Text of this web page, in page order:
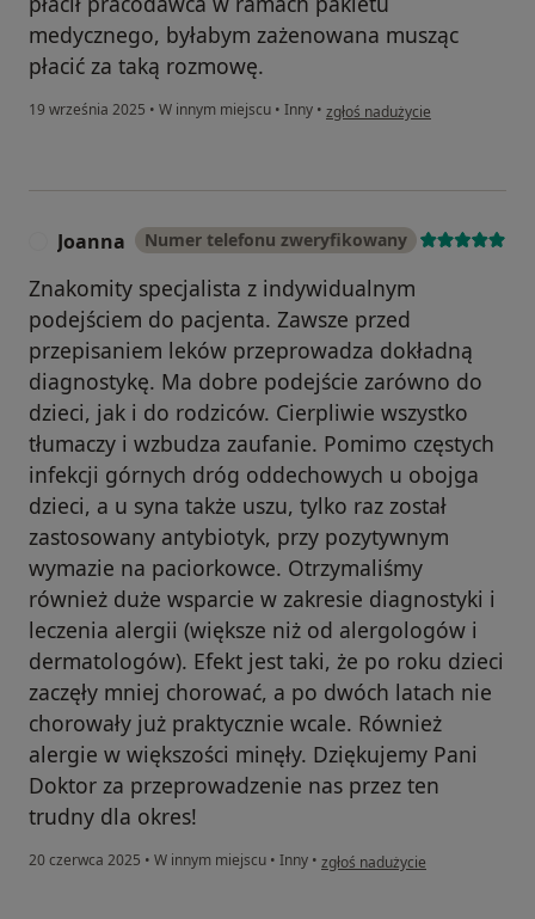
medycznego, byłabym zażenowana musząc
płacić za taką rozmowę.
19 września 2025 • W innym miejscu • Inny • w opinii użytkownika Ula
zgłoś nadużycie
Joanna Numer telefonu zweryfikowany
Znakomity specjalista z indywidualnym
podejściem do pacjenta. Zawsze przed
przepisaniem leków przeprowadza dokładną
diagnostykę. Ma dobre podejście zarówno do
dzieci, jak i do rodziców. Cierpliwie wszystko
tłumaczy i wzbudza zaufanie. Pomimo częstych
infekcji górnych dróg oddechowych u obojga
dzieci, a u syna także uszu, tylko raz został
zastosowany antybiotyk, przy pozytywnym
wymazie na paciorkowce. Otrzymaliśmy
również duże wsparcie w zakresie diagnostyki i
leczenia alergii (większe niż od alergologów i
dermatologów). Efekt jest taki, że po roku dzieci
zaczęły mniej chorować, a po dwóch latach nie
chorowały już praktycznie wcale. Również
alergie w większości minęły. Dziękujemy Pani
Doktor za przeprowadzenie nas przez ten
trudny dla okres!
20 czerwca 2025 • W innym miejscu • Inny • w opinii użytkownika Joanna
zgłoś nadużycie